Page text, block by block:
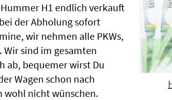
H1 endlich verkauft
der Abholung sofort
wir nehmen alle PKWs,
sind im gesamten
ab, bequemer wirst Du
Wagen schon nach
wohl nicht wünschen.